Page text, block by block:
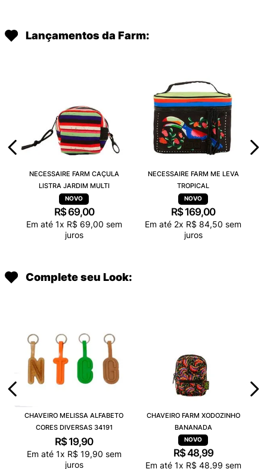
Lançamentos da Farm:
NECESSAIRE FARM CAÇULA
LISTRA JARDIM MULTI
R$ 69,00
Em até 1x R$ 69,00 sem
juros
NECESSAIRE FARM ME LEVA
TROPICAL
R$ 169,00
Em até 2x R$ 84,50 sem
juros
Complete seu Look:
CHAVEIRO MELISSA ALFABETO
CORES DIVERSAS 34191
R$ 19,90
Em até 1x R$ 19,90 sem
juros
CHAVEIRO FARM XODOZINHO
BANANADA
R$48,99
Em até 1x R$ 48,99 sem